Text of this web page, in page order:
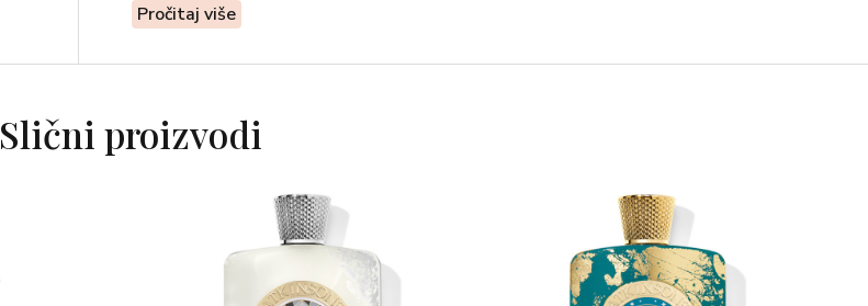
NOTE SRCA: egipatski geranij OrPur®, indijski kardamom OrPur®, ljubičica, cedar Virginia
BAZNE NOTE: suha ambra, cashmeran ®, indonezijski pačuli OrPur®
Pročitaj više
Slični proizvodi